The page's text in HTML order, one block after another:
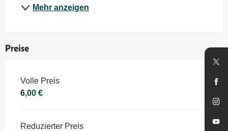
Mehr anzeigen
Preise
Preise 2026
Volle Preis
6,00 €
Reduzierter Preis